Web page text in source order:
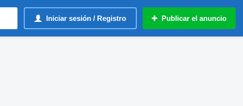
Iniciar sesión / Registro Publicar el anuncio